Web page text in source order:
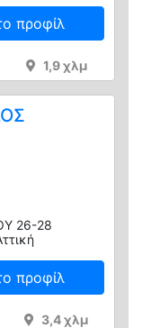
προφίλ
1,9 χλμ
26-28
προφίλ
3,4 χλμ